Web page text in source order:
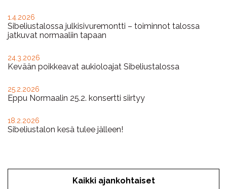
1.4.2026
Sibeliustalossa julkisivuremontti – toiminnot talossa
jatkuvat normaaliin tapaan
24.3.2026
Kevään poikkeavat aukioloajat Sibeliustalossa
25.2.2026
Eppu Normaalin 25.2. konsertti siirtyy
18.2.2026
Sibeliustalon kesä tulee jälleen!
Kaikki ajankohtaiset